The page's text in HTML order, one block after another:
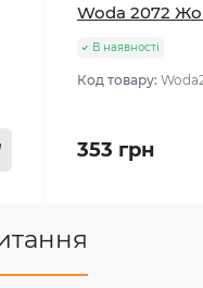
Woda 2072
В наявності
Код товару:
353 грн